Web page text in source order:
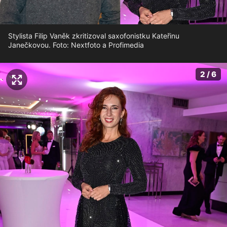
Stylista Filip Vaněk zkritizoval saxofonistku Kateřinu
Janečkovou. Foto: Nextfoto a Profimedia
2 / 6